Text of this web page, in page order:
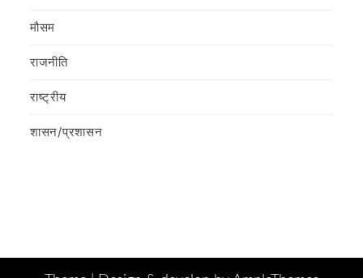
मौसम
राजनीति
राष्ट्रीय
शासन/प्रशासन